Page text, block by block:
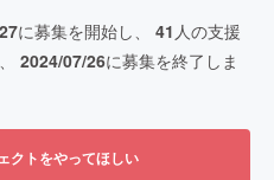
に募集を開始し、 41 人の支援
2024/07/26に募集を終了しま
クトをやってほしい